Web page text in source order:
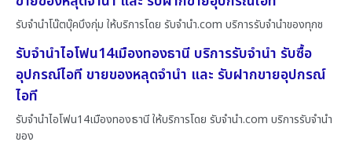
รับจำนำโน๊ตบุ๊คบึงกุ่ม ให้บริการโดย รับจํานํา.com บริการรับจำนำของทุกช
รับจำนำไอโฟน14เมืองทองธานี บริการรับจำนำ รับซื้อ
อุปกรณ์ไอที ขายของหลุดจำนำ และ รับฝากขายอุปกรณ์
ไอที
รับจำนำไอโฟน14เมืองทองธานี ให้บริการโดย รับจํานํา.com บริการรับจำนำ
ของ